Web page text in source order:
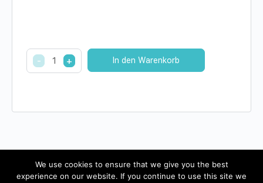
365x
Achtsamkeit
quantity
- + In den Warenkorb
© 2026 - Pädagogik-Plus
We use cookies to ensure that we give you the best
experience on our website. If you continue to use this site we